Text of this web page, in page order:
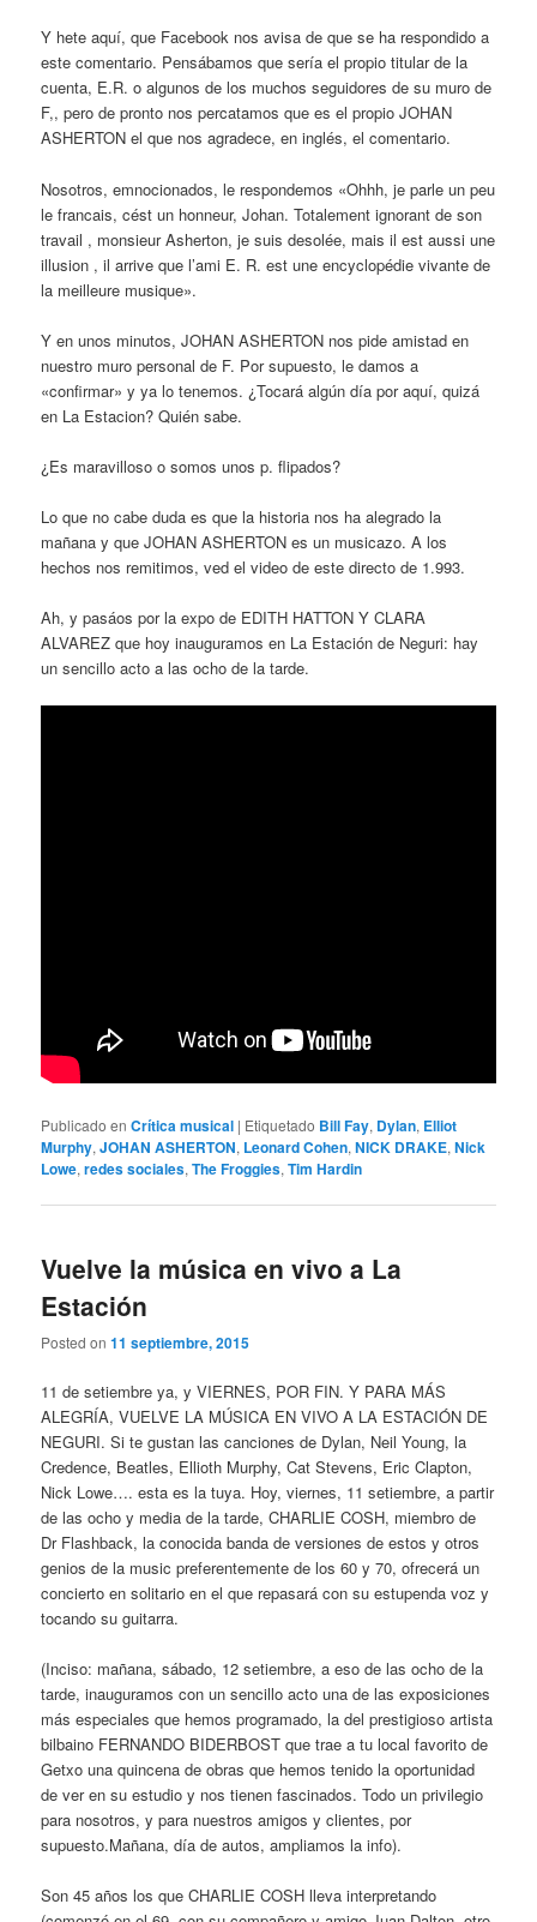
Y hete aquí, que Facebook nos avisa de que se ha respondido a
este comentario. Pensábamos que sería el propio titular de la
cuenta, E.R. o algunos de los muchos seguidores de su muro de
F,, pero de pronto nos percatamos que es el propio JOHAN
ASHERTON el que nos agradece, en inglés, el comentario.
Nosotros, emnocionados, le respondemos «Ohhh, je parle un peu
le francais, cést un honneur, Johan. Totalement ignorant de son
travail , monsieur Asherton, je suis desolée, mais il est aussi une
illusion , il arrive que l’ami E. R. est une encyclopédie vivante de
la meilleure musique».
Y en unos minutos, JOHAN ASHERTON nos pide amistad en
nuestro muro personal de F. Por supuesto, le damos a
«confirmar» y ya lo tenemos. ¿Tocará algún día por aquí, quizá
en La Estacion? Quién sabe.
¿Es maravilloso o somos unos p. flipados?
Lo que no cabe duda es que la historia nos ha alegrado la
mañana y que JOHAN ASHERTON es un musicazo. A los
hechos nos remitimos, ved el video de este directo de 1.993.
Ah, y pasáos por la expo de EDITH HATTON Y CLARA
ALVAREZ que hoy inauguramos en La Estación de Neguri: hay
un sencillo acto a las ocho de la tarde.
Publicado en Crítica musical | Etiquetado Bill Fay, Dylan, Elliot
Murphy,JOHAN ASHERTON, Leonard Cohen,NICK DRAKE,Nick
Lowe,redes sociales,The Froggies,Tim Hardin
Vuelve la música en vivo a La
Estación
Posted on11 septiembre, 2015
11 de setiembre ya, y VIERNES, POR FIN. Y PARA MÁS
ALEGRÍA, VUELVE LA MÚSICA EN VIVO A LA ESTACIÓN DE
NEGURI. Si te gustan las canciones de Dylan, Neil Young, la
Credence, Beatles, Ellioth Murphy, Cat Stevens, Eric Clapton,
Nick Lowe…. esta es la tuya. Hoy, viernes, 11 setiembre, a partir
de las ocho y media de la tarde, CHARLIE COSH, miembro de
Dr Flashback, la conocida banda de versiones de estos y otros
genios de la music preferentemente de los 60 y 70, ofrecerá un
concierto en solitario en el que repasará con su estupenda voz y
tocando su guitarra.
(Inciso: mañana, sábado, 12 setiembre, a eso de las ocho de la
tarde, inauguramos con un sencillo acto una de las exposiciones
más especiales que hemos programado, la del prestigioso artista
bilbaino FERNANDO BIDERBOST que trae a tu local favorito de
Getxo una quincena de obras que hemos tenido la oportunidad
de ver en su estudio y nos tienen fascinados. Todo un privilegio
para nosotros, y para nuestros amigos y clientes, por
supuesto.Mañana, día de autos, ampliamos la info).
Son 45 años los que CHARLIE COSH lleva interpretando